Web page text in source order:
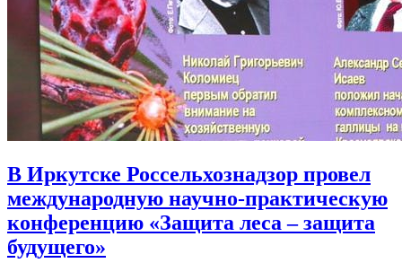
В Иркутске Россельхознадзор провел
международную научно-практическую
конференцию «Защита леса – защита
будущего»